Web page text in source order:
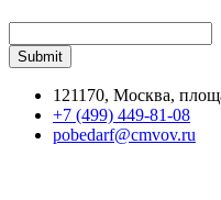
121170, Москва,
+7 (499) 449-81-08
pobedarf@cmvov.ru